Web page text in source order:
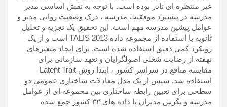
غیر منتظره ای نادر بوده است. با توجه به نقش اساسی مدیر
مدرسه در پیشبرد موفقیت مدرسه ، درک وضعیت روانی مدیر و
عوامل پیشین مدرسه مهم است. این تحقیق یک تجزیه و تحلیل
ثانویه با استفاده از مجموعه داده TALIS 2013 است و از یک
رویکرد کمی دقیق استفاده شده است. برای ایجاد متغیرهای
نهفته از رضایت شغلی اصولگرایان و تعهد سازمانی برای
مقایسه منافع در سراسر کشور ، ابتدا روش Latent Trait
استفاده شد. سپس از یک مدل معادلات ساختاری عمومی دو
سطحی برای تعیین رابطه ساختاری بین مجموعه ای از عوامل
مدرسه و نگرش مدیران با داده های ۳۲ کشور جمع شده